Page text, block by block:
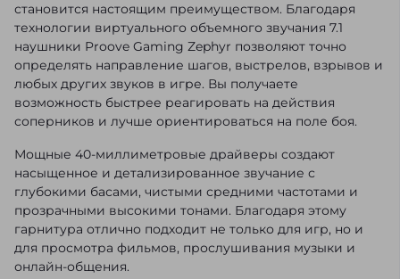
становится настоящим преимуществом. Благодаря
технологии виртуального объемного звучания 7.1
наушники Proove Gaming Zephyr позволяют точно
определять направление шагов, выстрелов, взрывов и
любых других звуков в игре. Вы получаете
возможность быстрее реагировать на действия
соперников и лучше ориентироваться на поле боя.
Мощные 40-миллиметровые драйверы создают
насыщенное и детализированное звучание с
глубокими басами, чистыми средними частотами и
прозрачными высокими тонами. Благодаря этому
гарнитура отлично подходит не только для игр, но и
для просмотра фильмов, прослушивания музыки и
онлайн-общения.